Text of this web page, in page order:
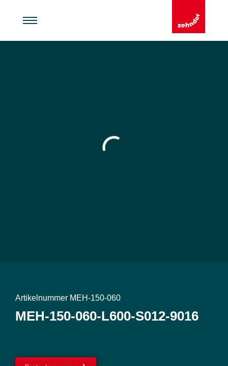
Artikelnummer MEH-150-060
MEH-150-060-L600-S012-9016